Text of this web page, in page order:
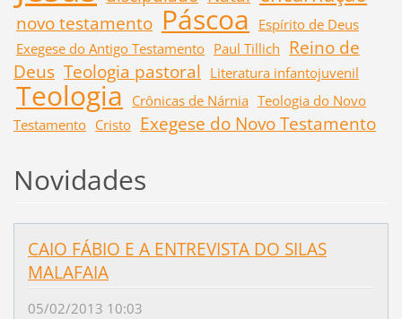
novo testamento Páscoa
Espírito de Deus
Exegese do Antigo Testamento Paul Tillich Reino de
Deus Teologia pastoral Literatura infantojuvenil
Teologia Crônicas de Nárnia Teologia do Novo
Testamento Cristo Exegese do Novo Testamento
Novidades
CAIO FÁBIO E A ENTREVISTA DO SILAS
MALAFAIA
05/02/2013 10:03